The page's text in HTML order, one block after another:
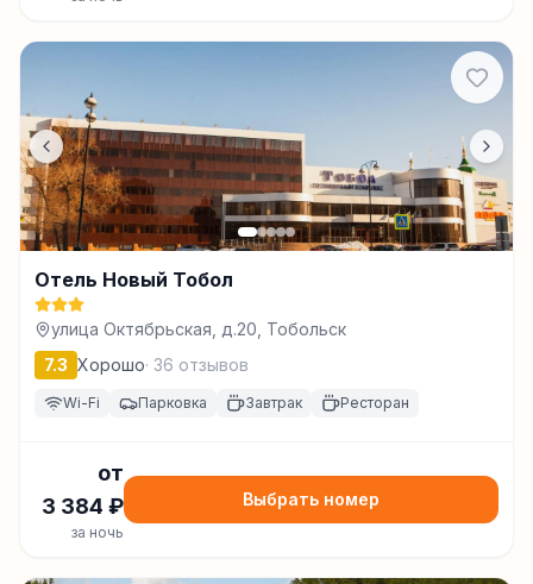
Отель Новый Тобол
улица Октябрьская, д.20, Тобольск
7.3 Хорошо· 36 отзывов
Wi-Fi Парковка Завтрак Ресторан
от
3 384 ₽
за ночь
Выбрать номер